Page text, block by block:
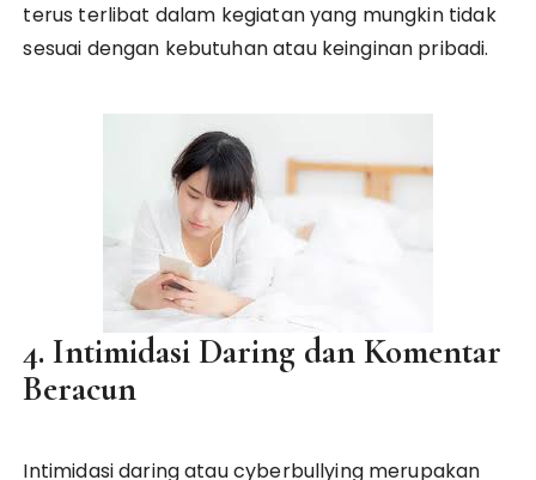
terus terlibat dalam kegiatan yang mungkin tidak
sesuai dengan kebutuhan atau keinginan pribadi.
4. Intimidasi Daring dan Komentar
Beracun
Intimidasi daring atau cyberbullying merupakan